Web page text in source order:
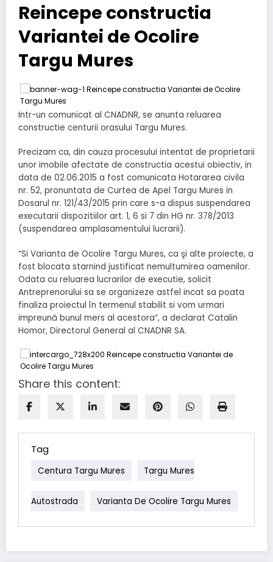
Reincepe constructia
Variantei de Ocolire
Targu Mures
Intr-un comunicat al CNADNR, se anunta reluarea
constructie centurii orasului Targu Mures.
Precizam ca, din cauza procesului intentat de proprietarii
unor imobile afectate de constructia acestui obiectiv, in
data de 02.06.2015 a fost comunicata Hotararea civila
nr. 52, pronuntata de Curtea de Apel Targu Mures in
Dosarul nr. 121/43/2015 prin care s-a dispus suspendarea
executarii dispozitiilor art. 1, 6 si 7 din HG nr. 378/2013
(suspendarea amplasamentului lucrarii).
“Si Varianta de Ocolire Targu Mures, ca şi alte proiecte, a
fost blocata starnind justificat nemultumirea oamenilor.
Odata cu reluarea lucrarilor de executie, solicit
Antreprenorului sa se organizeze astfel incat sa poata
finaliza proiectul în termenul stabilit si vom urmari
impreună bunul mers al acestora”, a declarat Catalin
Homor, Directorul General al CNADNR SA.
Share this content:
Tag
Centura Targu Mures Targu Mures
Autostrada Varianta De Ocolire Targu Mures